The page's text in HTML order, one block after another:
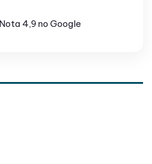
4,9 no Google